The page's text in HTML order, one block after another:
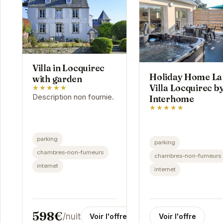
Villa in Locquirec
with garden
★★★★★
Description non fournie.
parking
chambres-non-fumeurs
internet
598€/nuit Voir l'offre
Holiday Home La
Villa Locquirec
Interhome
★★★★★
parking
chambres-non-fumeurs
internet
Voir l'offre